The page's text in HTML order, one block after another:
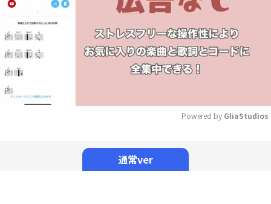
Powered by GliaStudios
通常ver